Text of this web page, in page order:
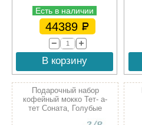
Есть в наличии
44389
В корзину
Подарочный набор
кофейный мокко Тет- а-
тет Соната, Голубые